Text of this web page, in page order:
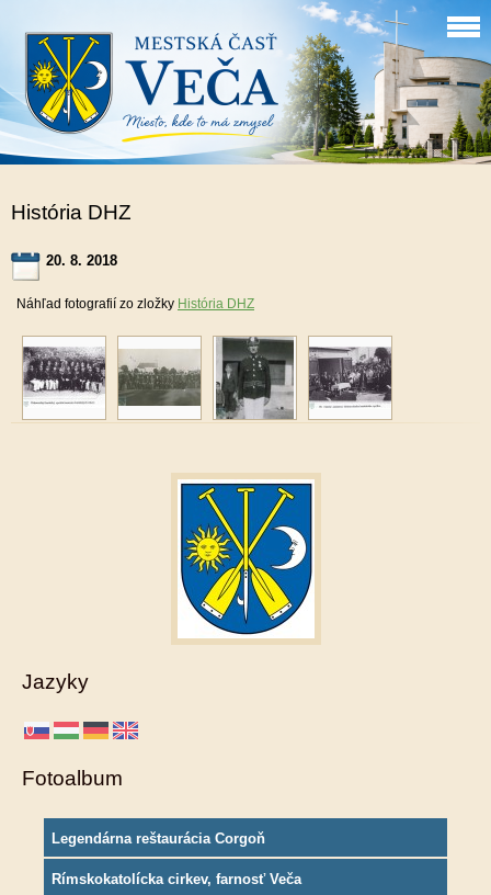
História DHZ
20. 8. 2018
Náhľad fotografií zo zložky História DHZ
Jazyky
Fotoalbum
Legendárna reštaurácia Corgoň
Rímskokatolícka cirkev, farnosť Veča